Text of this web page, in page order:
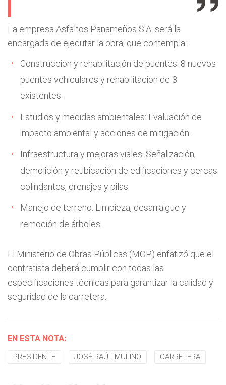
La empresa Asfaltos Panameños S.A. será la
encargada de ejecutar la obra, que contempla:
Construcción y rehabilitación de puentes: 8 nuevos
puentes vehiculares y rehabilitación de 3
existentes.
Estudios y medidas ambientales: Evaluación de
impacto ambiental y acciones de mitigación.
Infraestructura y mejoras viales: Señalización,
demolición y reubicación de edificaciones y cercas
colindantes, drenajes y pilas.
Manejo de terreno: Limpieza, desarraigue y
remoción de árboles.
El Ministerio de Obras Públicas (MOP) enfatizó que el
contratista deberá cumplir con todas las
especificaciones técnicas para garantizar la calidad y
seguridad de la carretera.
EN ESTA NOTA:
PRESIDENTE JOSÉ RAÚL MULINO CARRETERA